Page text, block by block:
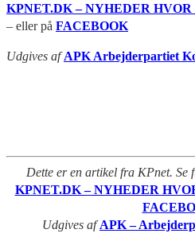
KPNET.DK – NYHEDER
– eller på FACEBOOK
Udgives afAPK Arbejderpartiet
Dette er en artikel fra KPnet. Se
KPNET.DK – NYHEDER
Udgives afAPK –